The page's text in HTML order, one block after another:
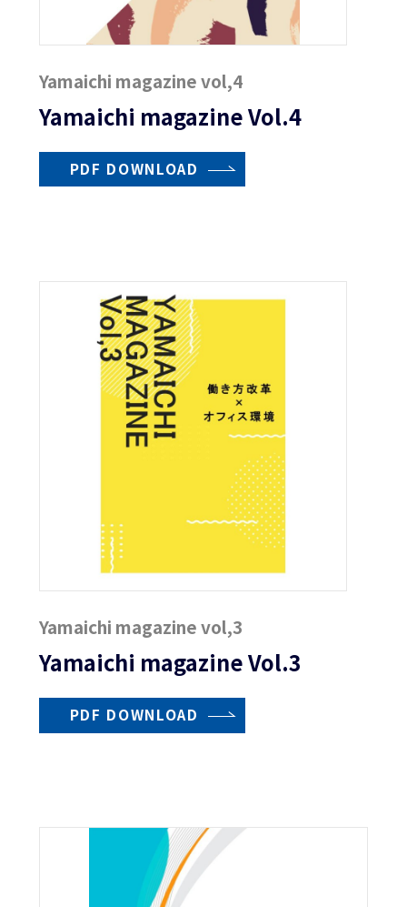
Yamaichi magazine vol,4
Yamaichi magazine Vol.4
PDF DOWNLOAD
Yamaichi magazine vol,3
Yamaichi magazine Vol.3
PDF DOWNLOAD